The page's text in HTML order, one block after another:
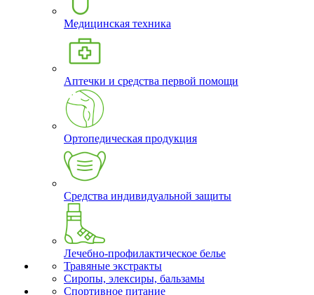
Медицинская техника
Аптечки и средства первой помощи
Ортопедическая продукция
Средства индивидуальной защиты
Лечебно-профилактическое белье
Травяные экстракты
Сиропы, элексиры, бальзамы
Спортивное питание